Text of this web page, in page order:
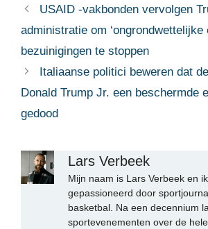
USAID -vakbonden vervolgen
administratie om ‘ongrondwettelijke
bezuinigingen te stoppen
Italiaanse politici beweren dat
Donald Trump Jr. een beschermde
gedood
Lars Verbeek
Mijn naam is Lars Verbeek en
gepassioneerd door
basketbal. Na een decennium
sportevenementen over de